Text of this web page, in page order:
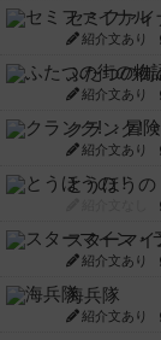
セミファ
紹介文あり
ふたつの街
紹介文あり
クランク!
紹介文あり
とうほうの
スターマ
紹介文あり
海兵隊
紹介文あり